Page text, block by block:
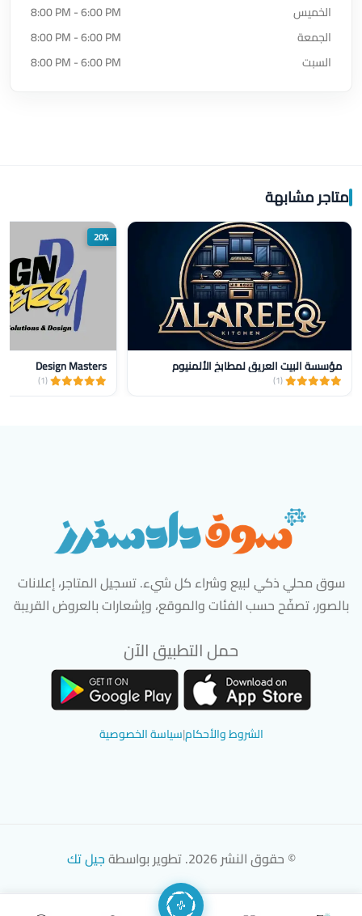
الخميس
8:00 PM - 6:00 PM
الجمعة
8:00 PM - 6:00 PM
السبت
8:00 PM - 6:00 PM
متاجر مشابهة
مؤسسة البيت العريق لمطابخ الألمنيوم
(1)
20%
Design Masters
(1)
سوق محلي ذكي لبيع وشراء كل شيء. تسجيل المتاجر، إعلانات
بالصور، تصفّح حسب الفئات والموقع، وإشعارات بالعروض القريبة
حمل التطبيق الآن
الشروط والأحكام|سياسة الخصوصية
© حقوق النشر 2026. تطوير بواسطة جيل تك